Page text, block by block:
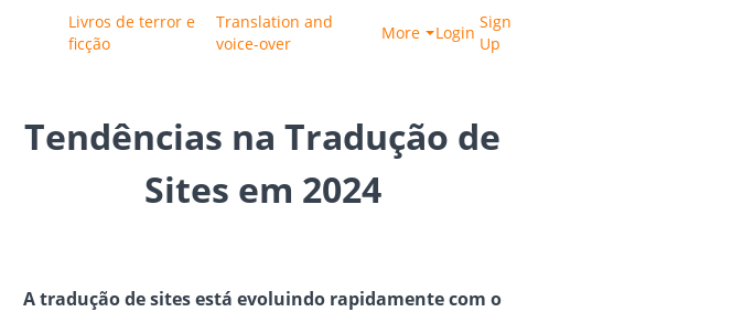
Livros de terror e
ficção
Translation and
voice-over
More Login
Sign
Up
Tendências na Tradução de
Sites em 2024
A tradução de sites está evoluindo rapidamente com o